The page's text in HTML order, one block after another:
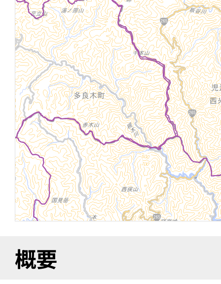
概要